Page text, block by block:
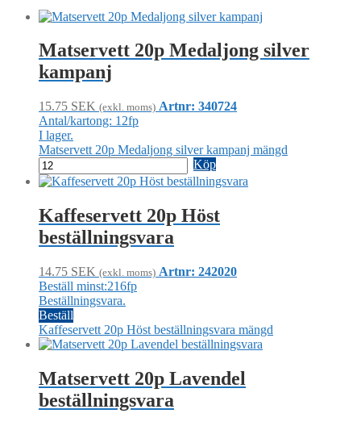
Matservett 20p Medaljong silver
kampanj
15.75 SEK (exkl. moms) Artnr: 340724
Antal/kartong: 12fp
I lager.
Matservett 20p Medaljong silver kampanj mängd
Köp
Kaffeservett 20p Höst
beställningsvara
14.75 SEK (exkl. moms) Artnr: 242020
Beställ minst:216fp
Beställningsvara.
Beställ
Kaffeservett 20p Höst beställningsvara mängd
Matservett 20p Lavendel
beställningsvara